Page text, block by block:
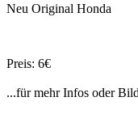
Neu Original Honda
Preis: 6€
...für mehr Infos oder